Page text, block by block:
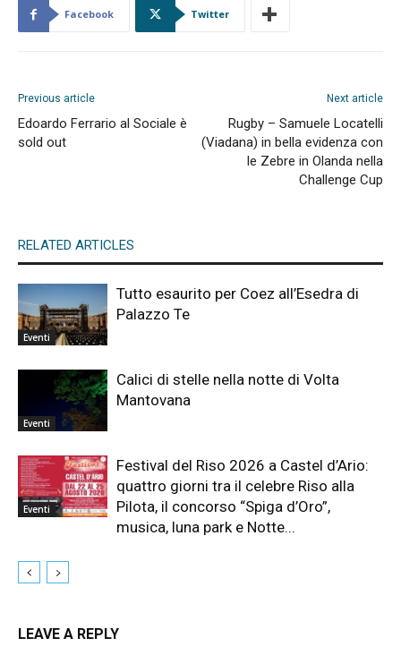
Facebook Twitter
Previous article
Edoardo Ferrario al Sociale è
sold out
Next article
Rugby – Samuele Locatelli
(Viadana) in bella evidenza con
le Zebre in Olanda nella
Challenge Cup
RELATED ARTICLES
Eventi
Tutto esaurito per Coez all’Esedra di
Palazzo Te
Eventi
Calici di stelle nella notte di Volta
Mantovana
Eventi
Festival del Riso 2026 a Castel d’Ario:
quattro giorni tra il celebre Riso alla
Pilota, il concorso “Spiga d’Oro”,
musica, luna park e Notte...
LEAVE A REPLY